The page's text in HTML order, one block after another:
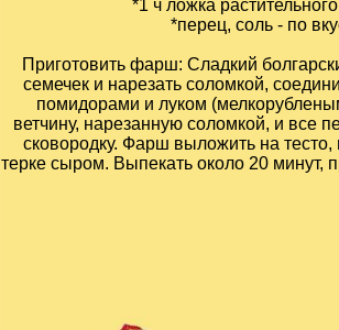
*1 ч ложка
*перец, соль - по
Приготовить фарш: Сладкий
семечек и нарезать соломкой,
помидорами и луком
ветчину, нарезанную соломкой, и все
сковородку. Фарш выложить на
терке сыром. Выпекать около 20 минут,